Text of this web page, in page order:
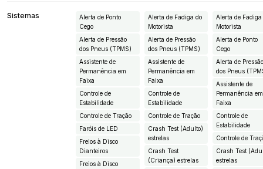
Sistemas
Alerta de Ponto
Cego
Alerta de Pressão
dos Pneus (TPMS)
Assistente de
Permanência em
Faixa
Controle de
Estabilidade
Controle de Tração
Faróis de LED
Freios à Disco
Dianteiros
Freios à Disco
Alerta de Fadiga do
Motorista
Alerta de Pressão
dos Pneus (TPMS)
Assistente de
Permanência em
Faixa
Controle de
Estabilidade
Controle de Tração
Crash Test (Adulto)
estrelas
Crash Test
(Criança) estrelas
Alerta de Fadiga
Motorista
Alerta de Ponto
Cego
Alerta de
dos Pneus
Assistente de
Permanência em
Faixa
Controle de
Estabilidade
Controle de
Crash Test
estrelas